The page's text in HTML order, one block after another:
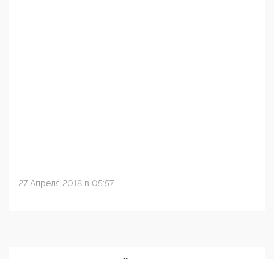
27 Апреля 2018 в 05:57